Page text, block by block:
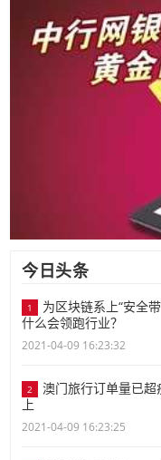
今日头条
1
为区块链系上“安全
什么会领跑行业？
2021-04-09 16:23:32
2
澳门旅行订单量已超
上
2021-04-09 16:23:25